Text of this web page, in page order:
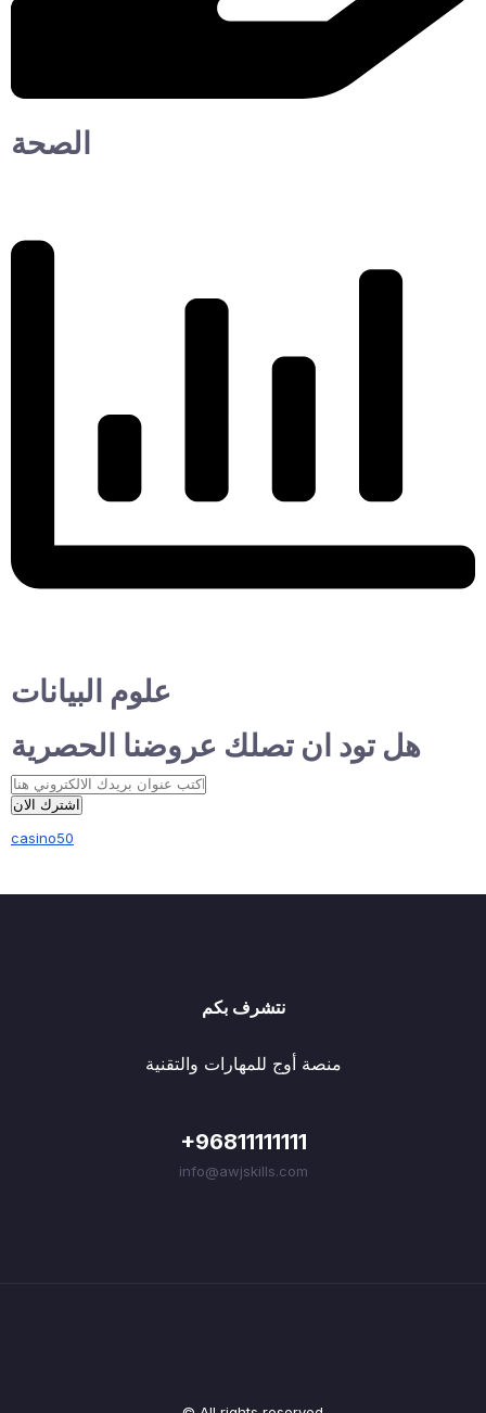
الصحة
علوم البيانات
هل تود ان تصلك عروضنا الحصرية
اشترك الان
casino50
نتشرف بكم
منصة أوج للمهارات والتقنية
+96811111111
info@awjskills.com